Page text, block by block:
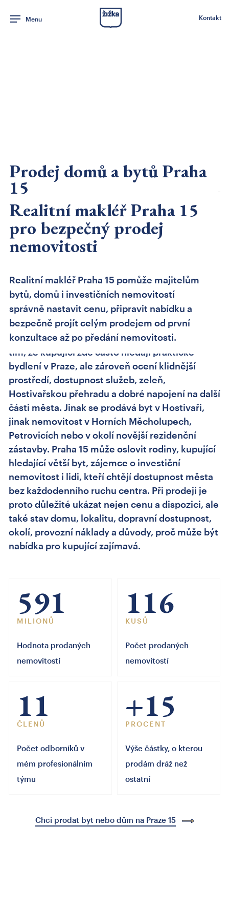
Menu Kontakt
Prodej domů a bytů Praha
15
Realitní makléř Praha 15
pro bezpečný prodej
nemovitosti
Realitní makléř Praha 15 pomůže majitelům
bytů, domů i investičních nemovitostí
správně nastavit cenu, připravit nabídku a
bezpečně projít celým prodejem od první
konzultace až po předání nemovitosti.
Realitní makléř Praha
15: prodej bytu, domu
nebo investiční
nemovitosti s jasnou
strategií
Realitní makléř Praha 15 musí umět pracovat s
tím, že kupující zde často hledají praktické
bydlení v Praze, ale zároveň ocení klidnější
prostředí, dostupnost služeb, zeleň,
Hostivařskou přehradu a dobré napojení na další
části města. Jinak se prodává byt v Hostivaři,
jinak nemovitost v Horních Měcholupech,
Petrovicích nebo v okolí novější rezidenční
zástavby. Praha 15 může oslovit rodiny, kupující
hledající větší byt, zájemce o investiční
nemovitost i lidi, kteří chtějí dostupnost města
bez každodenního ruchu centra. Při prodeji je
proto důležité ukázat nejen cenu a dispozici, ale
také stav domu, lokalitu, dopravní dostupnost,
okolí, provozní náklady a důvody, proč může být
nabídka pro kupující zajímavá.
591
MILIONŮ
Hodnota prodaných
nemovitostí
116
KUSŮ
Počet prodaných
nemovitostí
11
ČLENŮ
Počet odborníků v
mém profesionálním
týmu
+15
PROCENT
Výše částky, o kterou
prodám dráž než
ostatní
Chci prodat byt nebo dům na Praze 15